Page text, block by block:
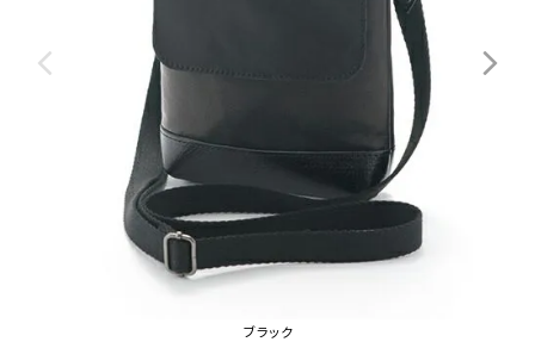
ブラック